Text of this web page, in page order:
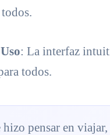
: La interfaz
todos.
hizo pensar en